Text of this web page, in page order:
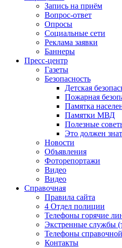
Запись на приём
Вопрос-ответ
Опросы
Социальные сети
Реклама заявки
Баннеры
Пресс-центр
Газеты
Безопасность
Детская
Пожарная
Памятка
Памятки МВД
Полезные
Это должен
Новости
Объявления
Фоторепортажи
Видео
Видео
Справочная
Правила сайта
4 Отдел полиции
Телефоны горячие
Экстренные службы
Телефоны справочной
Контакты